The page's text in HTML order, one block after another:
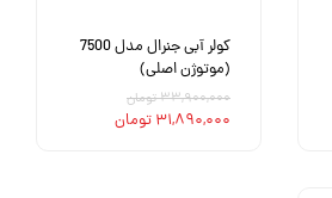
کولر آبی جنرال مدل 7500
(موتوژن اصلی)
۳۳,۹۰۰,۰۰۰ تومان
۳۱,۸۹۰,۰۰۰ تومان